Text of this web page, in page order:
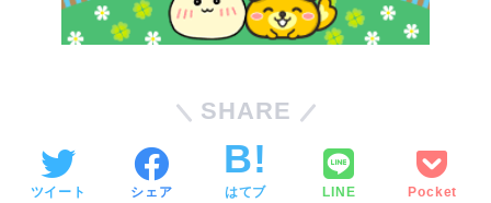
SHARE
ツイート シェア はてブ LINE Pocket